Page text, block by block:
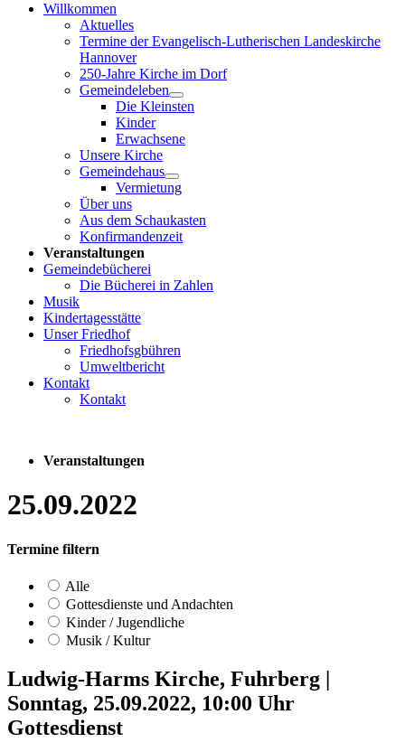
Willkommen
Aktuelles
Termine der Evangelisch-Lutherischen Landeskirche
Hannover
250-Jahre Kirche im Dorf
Gemeindeleben
Die Kleinsten
Kinder
Erwachsene
Unsere Kirche
Gemeindehaus
Vermietung
Über uns
Aus dem Schaukasten
Konfirmandenzeit
Veranstaltungen
Gemeindebücherei
Die Bücherei in Zahlen
Musik
Kindertagesstätte
Unser Friedhof
Friedhofsgbühren
Umweltbericht
Kontakt
Kontakt
Veranstaltungen
25.09.2022
Termine filtern
Alle
Gottesdienste und Andachten
Kinder / Jugendliche
Musik / Kultur
Ludwig-Harms Kirche, Fuhrberg |
Sonntag, 25.09.2022, 10:00 Uhr
Gottesdienst